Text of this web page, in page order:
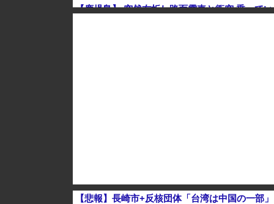
【悲報】長崎市+反核団体「台湾は中国の一部」